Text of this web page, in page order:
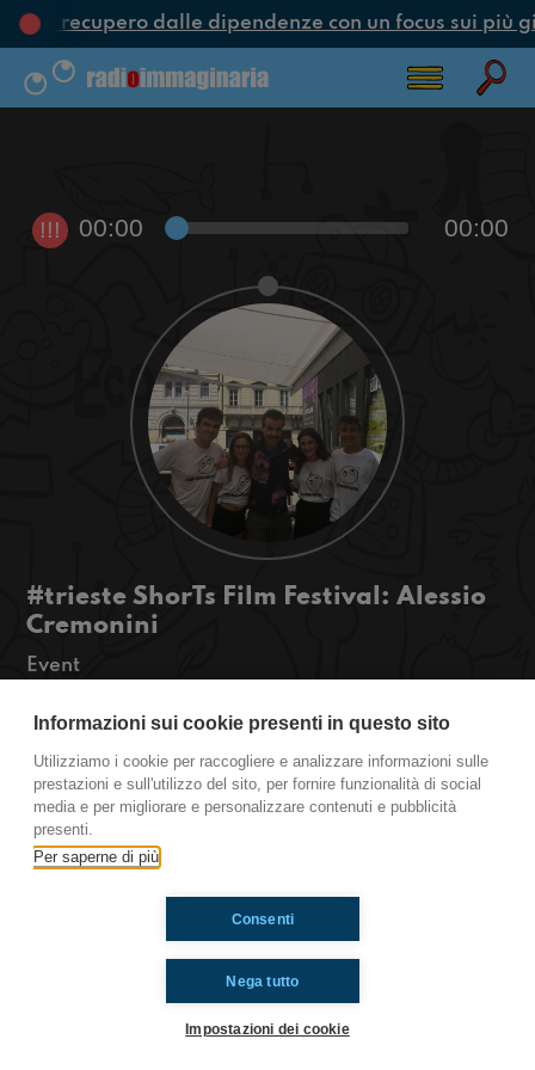
e recupero dalle dipendenze con un focus sui più
!!! 00:00 00:00
#trieste ShorTs Film Festival: Alessio
Cremonini
Event
un po’ emozionati: ai nostri microfoni Alessio
racconta gli ultimi sette giorni di vita di Stefano
Cucchi. Ascoltateci!!
#OkkinSu www.radioimmaginaria.it
Ti è piaciuto? Condividilo!
Informazioni sui cookie presenti in questo sito
Utilizziamo i cookie per raccogliere e analizzare informazioni sulle
prestazioni e sull'utilizzo del sito, per fornire funzionalità di social
media e per migliorare e personalizzare contenuti e pubblicità
presenti.
Per saperne di più
Nega tutto
Consenti
Impostazioni dei cookie